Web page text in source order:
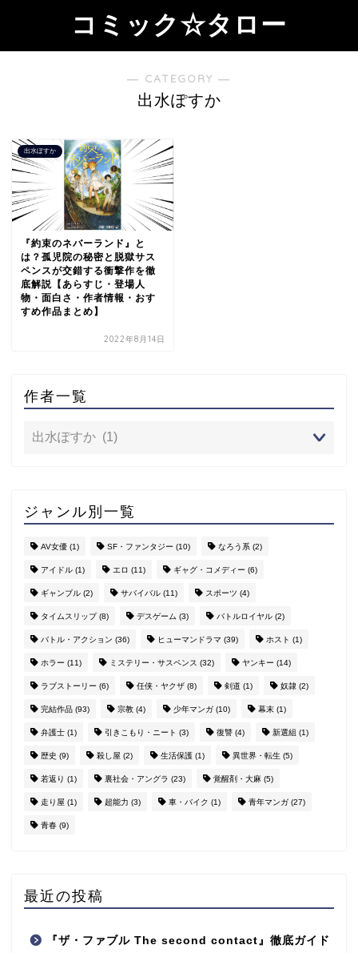
コミック☆タロー
― CATEGORY ―
出水ぽすか
出水ぽすか
『約束のネバーランド』と
は？孤児院の秘密と脱獄サス
ペンスが交錯する衝撃作を徹
底解説【あらすじ・登場人
物・面白さ・作者情報・おす
すめ作品まとめ】
2022年8月14日
作者一覧
ジャンル別一覧
AV女優 (1) SF・ファンタジー (10) なろう系 (2)
アイドル (1) エロ (11) ギャグ・コメディー (6)
ギャンブル (2) サバイバル (11) スポーツ (4)
タイムスリップ(8) デスゲーム (3) バトルロイヤル (2)
バトル・アクション (36) ヒューマンドラマ (39) ホスト (1)
ホラー (11) ミステリー・サスペンス (32) ヤンキー (14)
ラブストーリー (6) 任侠・ヤクザ (8) 剣道 (1) 奴隷 (2)
完結作品 (93) 宗教 (4) 少年マンガ (10) 幕末 (1)
弁護士 (1) 引きこもり・ニート (3) 復讐 (4) 新選組 (1)
歴史 (9) 殺し屋 (2) 生活保護 (1) 異世界・転生 (5)
若返り (1) 裏社会・アングラ (23) 覚醒剤・大麻 (5)
走り屋 (1) 超能力 (3) 車・バイク (1) 青年マンガ (27)
青春 (9)
最近の投稿
『ザ・ファブル The second contact』徹底ガイド